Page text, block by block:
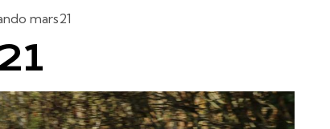
mars21